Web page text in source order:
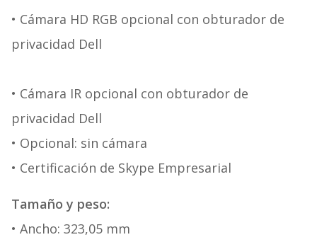
• Cámara HD RGB opcional con obturador de
privacidad Dell
• Cámara IR opcional con obturador de
privacidad Dell
• Opcional: sin cámara
• Certificación de Skype Empresarial
Tamaño y peso:
• Ancho: 323,05 mm